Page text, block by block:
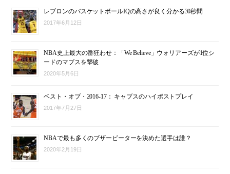
レブロンのバスケットボールIQの高さが良く分かる30秒間
2017年6月12日
NBA史上最大の番狂わせ：「We Believe」ウォリアーズが1位シ
ードのマブスを撃破
2020年5月6日
ベスト・オブ・2016-17： キャブスのハイポストプレイ
2017年7月27日
NBAで最も多くのブザービーターを決めた選手は誰？
2020年2月19日